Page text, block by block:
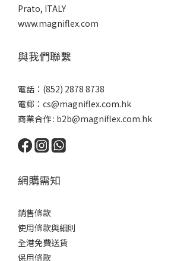
Prato, ITALY
www.magniflex.com
與我們聯繫
電話：(852) 2878 8738
電郵： cs@magniflex.com.hk
商業合作 : b2b@magniflex.com.hk
網購需知
銷售條款
使用條款與細則
全港免費送貨
保用條款